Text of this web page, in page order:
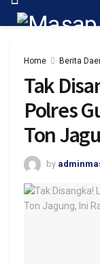
Home Berita
Tak
Polres
Ton
by